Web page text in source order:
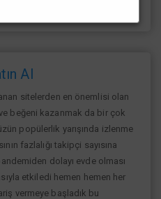
Al
sitelerden en önemlisi olan
beğeni kazanmak da bir çok
popülerlik yarışında izlenme
fazlalığı takipçi sayısına
dolayı evde olması
etkiledi hemen hemen her
vermeye başladık bu